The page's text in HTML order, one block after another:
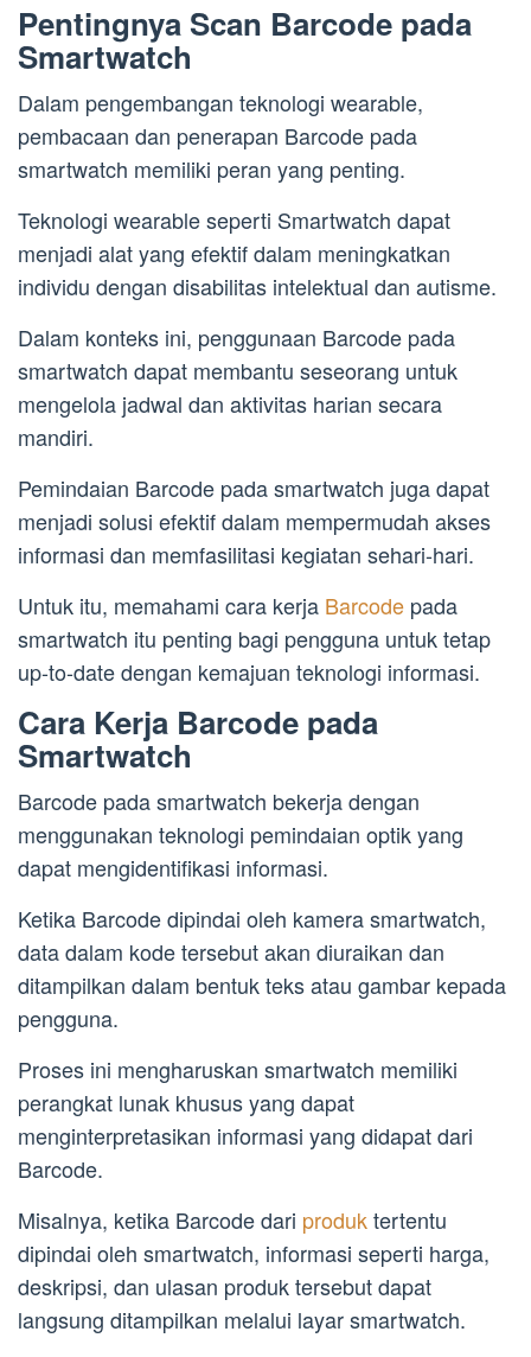
Pentingnya Scan Barcode pada
Smartwatch
Dalam pengembangan teknologi wearable,
pembacaan dan penerapan Barcode pada
smartwatch memiliki peran yang penting.
Teknologi wearable seperti Smartwatch dapat
menjadi alat yang efektif dalam meningkatkan
individu dengan disabilitas intelektual dan autisme.
Dalam konteks ini, penggunaan Barcode pada
smartwatch dapat membantu seseorang untuk
mengelola jadwal dan aktivitas harian secara
mandiri.
Pemindaian Barcode pada smartwatch juga dapat
menjadi solusi efektif dalam mempermudah akses
informasi dan memfasilitasi kegiatan sehari-hari.
Untuk itu, memahami cara kerja Barcode pada
smartwatch itu penting bagi pengguna untuk tetap
up-to-date dengan kemajuan teknologi informasi.
Cara Kerja Barcode pada
Smartwatch
Barcode pada smartwatch bekerja dengan
menggunakan teknologi pemindaian optik yang
dapat mengidentifikasi informasi.
Ketika Barcode dipindai oleh kamera smartwatch,
data dalam kode tersebut akan diuraikan dan
ditampilkan dalam bentuk teks atau gambar kepada
pengguna.
Proses ini mengharuskan smartwatch memiliki
perangkat lunak khusus yang dapat
menginterpretasikan informasi yang didapat dari
Barcode.
Misalnya, ketika Barcode dari produktertentu
dipindai oleh smartwatch, informasi seperti harga,
deskripsi, dan ulasan produk tersebut dapat
langsung ditampilkan melalui layar smartwatch.